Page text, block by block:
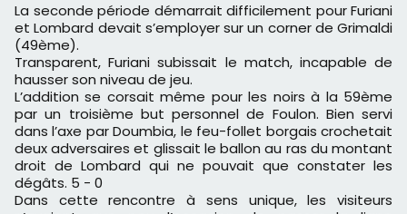
La seconde période démarrait difficilement pour Furiani
et Lombard devait s’employer sur un corner de Grimaldi
(49ème).
Transparent, Furiani subissait le match, incapable de
hausser son niveau de jeu.
L’addition se corsait même pour les noirs à la 59ème
par un troisième but personnel de Foulon. Bien servi
dans l’axe par Doumbia, le feu-follet borgais crochetait
deux adversaires et glissait le ballon au ras du montant
droit de Lombard qui ne pouvait que constater les
dégâts. 5 - 0
Dans cette rencontre à sens unique, les visiteurs